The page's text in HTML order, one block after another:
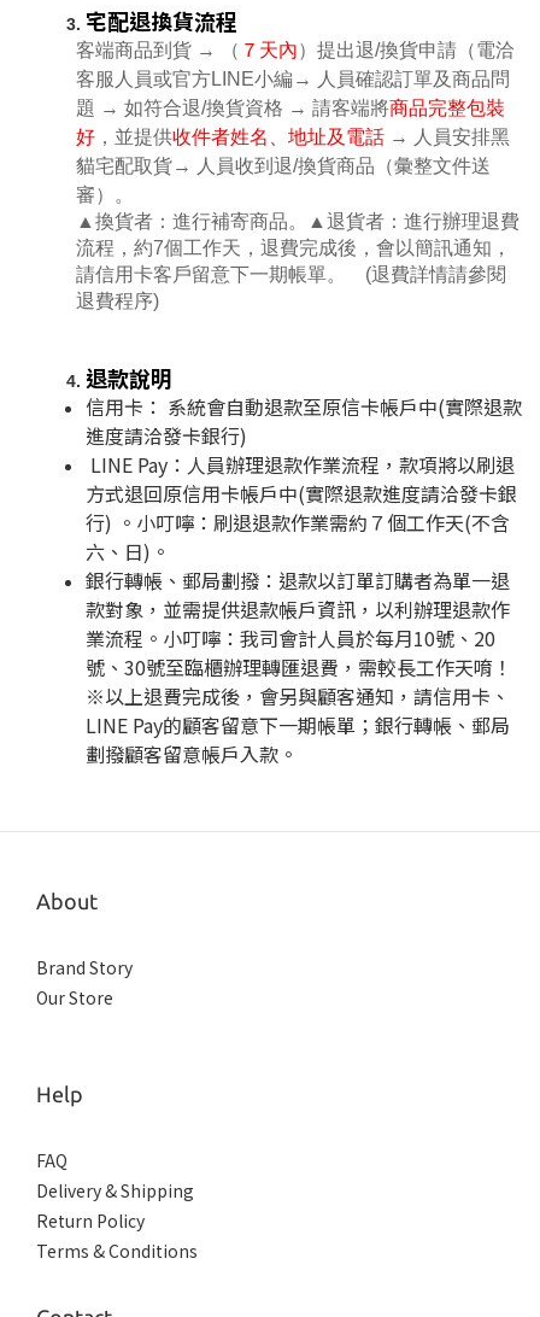
宅配退換貨流程
客端商品到貨 → （ ７天內）提出退/換貨申請（電洽
客服人員或官方LINE小編→ 人員確認訂單及商品問
題 → 如符合退/換貨資格 → 請客端將商品完整包裝
好 ，並提供收件者姓名、地址及電話 → 人員安排黑
貓宅配取貨→ 人員收到退/換貨商品（彙整文件送
審）。
▲換貨者：進行補寄商品。▲退貨者：進行辦理退費
流程，約7個工作天，退費完成後，會以簡訊通知，
請信用卡客戶留意下一期帳單。 (退費詳情請參閱
退費程序)
退款說明
信用卡： 系統會自動退款至原信卡帳戶中(實際退款
進度請洽發卡銀行)
LINE Pay：人員辦理退款作業流程，款項將以刷退
方式退回原信用卡帳戶中(實際退款進度請洽發卡銀
行) 。小叮嚀：刷退退款作業需約７個工作天(不含
六、日)。
銀行轉帳、郵局劃撥：退款以訂單訂購者為單一退
款對象，並需提供退款帳戶資訊，以利辦理退款作
業流程。小叮嚀：我司會計人員於每月10號、20
號、30號至臨櫃辦理轉匯退費，需較長工作天唷！
※以上退費完成後，會另與顧客通知，請信用卡、
LINE Pay的顧客留意下一期帳單；銀行轉帳、郵局
劃撥顧客留意帳戶入款。
About
Brand Story
Our Store
Help
FAQ
Delivery & Shipping
Return Policy
Terms & Conditions